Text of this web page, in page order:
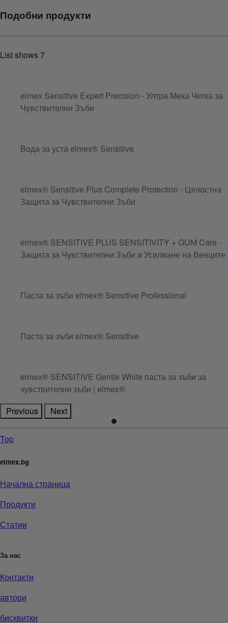
Подобни продукти
List shows7
elmex Sensitive Expert Precision - Ултра Мека Четка за
Чувствителни Зъби
Вода за уста elmex® Sensitive
elmex® Sensitive Plus Complete Protection - Цялостна
Защита за Чувствителни Зъби
elmex® SENSITIVE PLUS SENSITIVITY + GUM Care -
Защита за Чувствителни Зъби и Усилване на Венците
Паста за зъби elmex® Sensitive Professional
Паста за зъби elmex® Sensitive
elmex® SENSITIVE Gentle White паста за зъби за
чувствителни зъби | elmex®
Previous
Next
Top
elmex.bg
Начална страница
Продукти
Статии
За нас
Контакти
автори
бисквитки